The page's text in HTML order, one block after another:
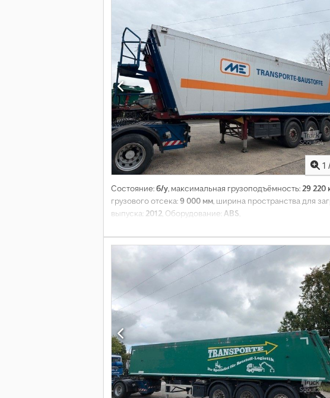
1
Состояние:б/у, максимальная грузоподъёмность:29 220
грузового отсека:9 000 мм, ширина пространства для
выпуска: 2012, Оборудование: ABS,